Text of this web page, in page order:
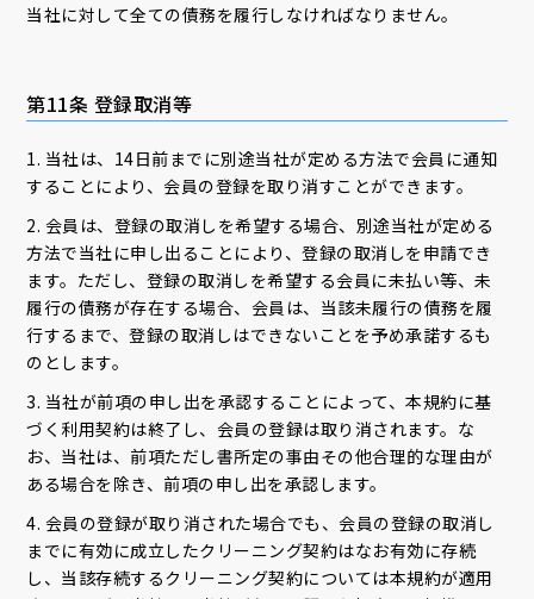
当社に対して全ての債務を履行しなければなりません。
第11条 登録取消等
1. 当社は、14日前までに別途当社が定める方法で会員に通知
することにより、会員の登録を取り消すことができます。
2. 会員は、登録の取消しを希望する場合、別途当社が定める
方法で当社に申し出ることにより、登録の取消しを申請でき
ます。ただし、登録の取消しを希望する会員に未払い等、未
履行の債務が存在する場合、会員は、当該未履行の債務を履
行するまで、登録の取消しはできないことを予め承諾するも
のとします。
3. 当社が前項の申し出を承認することによって、本規約に基
づく利用契約は終了し、会員の登録は取り消されます。な
お、当社は、前項ただし書所定の事由その他合理的な理由が
ある場合を除き、前項の申し出を承認します。
4. 会員の登録が取り消された場合でも、会員の登録の取消し
までに有効に成立したクリーニング契約はなお有効に存続
し、当該存続するクリーニング契約については本規約が適用